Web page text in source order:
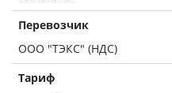
Перевозчик
ООО "ТЭКС" (НДС)
Тариф